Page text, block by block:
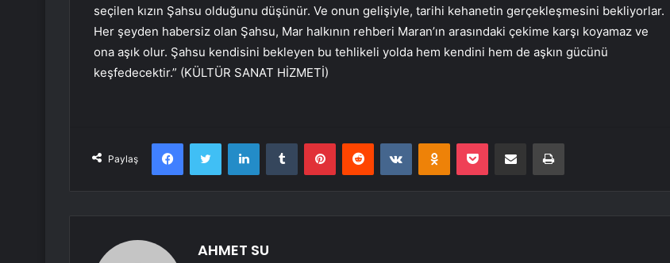
seçilen kızın Şahsu olduğunu düşünür. Ve onun gelişiyle, tarihi kehanetin gerçekleşmesini bekliyorlar.
Her şeyden habersiz olan Şahsu, Mar halkının rehberi Maran’ın arasındaki çekime karşı koyamaz ve
ona aşık olur. Şahsu kendisini bekleyen bu tehlikeli yolda hem kendini hem de aşkın gücünü
keşfedecektir.” (KÜLTÜR SANAT HİZMETİ)
Paylaş
FacebookTwitter LinkedInTumblr PinterestReddit VKontakteOdnoklassniki
Pocket E-Posta ile paylaş Yazdır
AHMET SU